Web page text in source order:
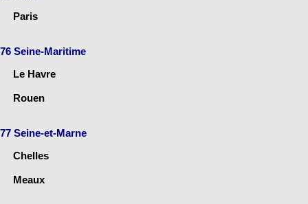
Paris
76 Seine-Maritime
Le Havre
Rouen
77 Seine-et-Marne
Chelles
Meaux